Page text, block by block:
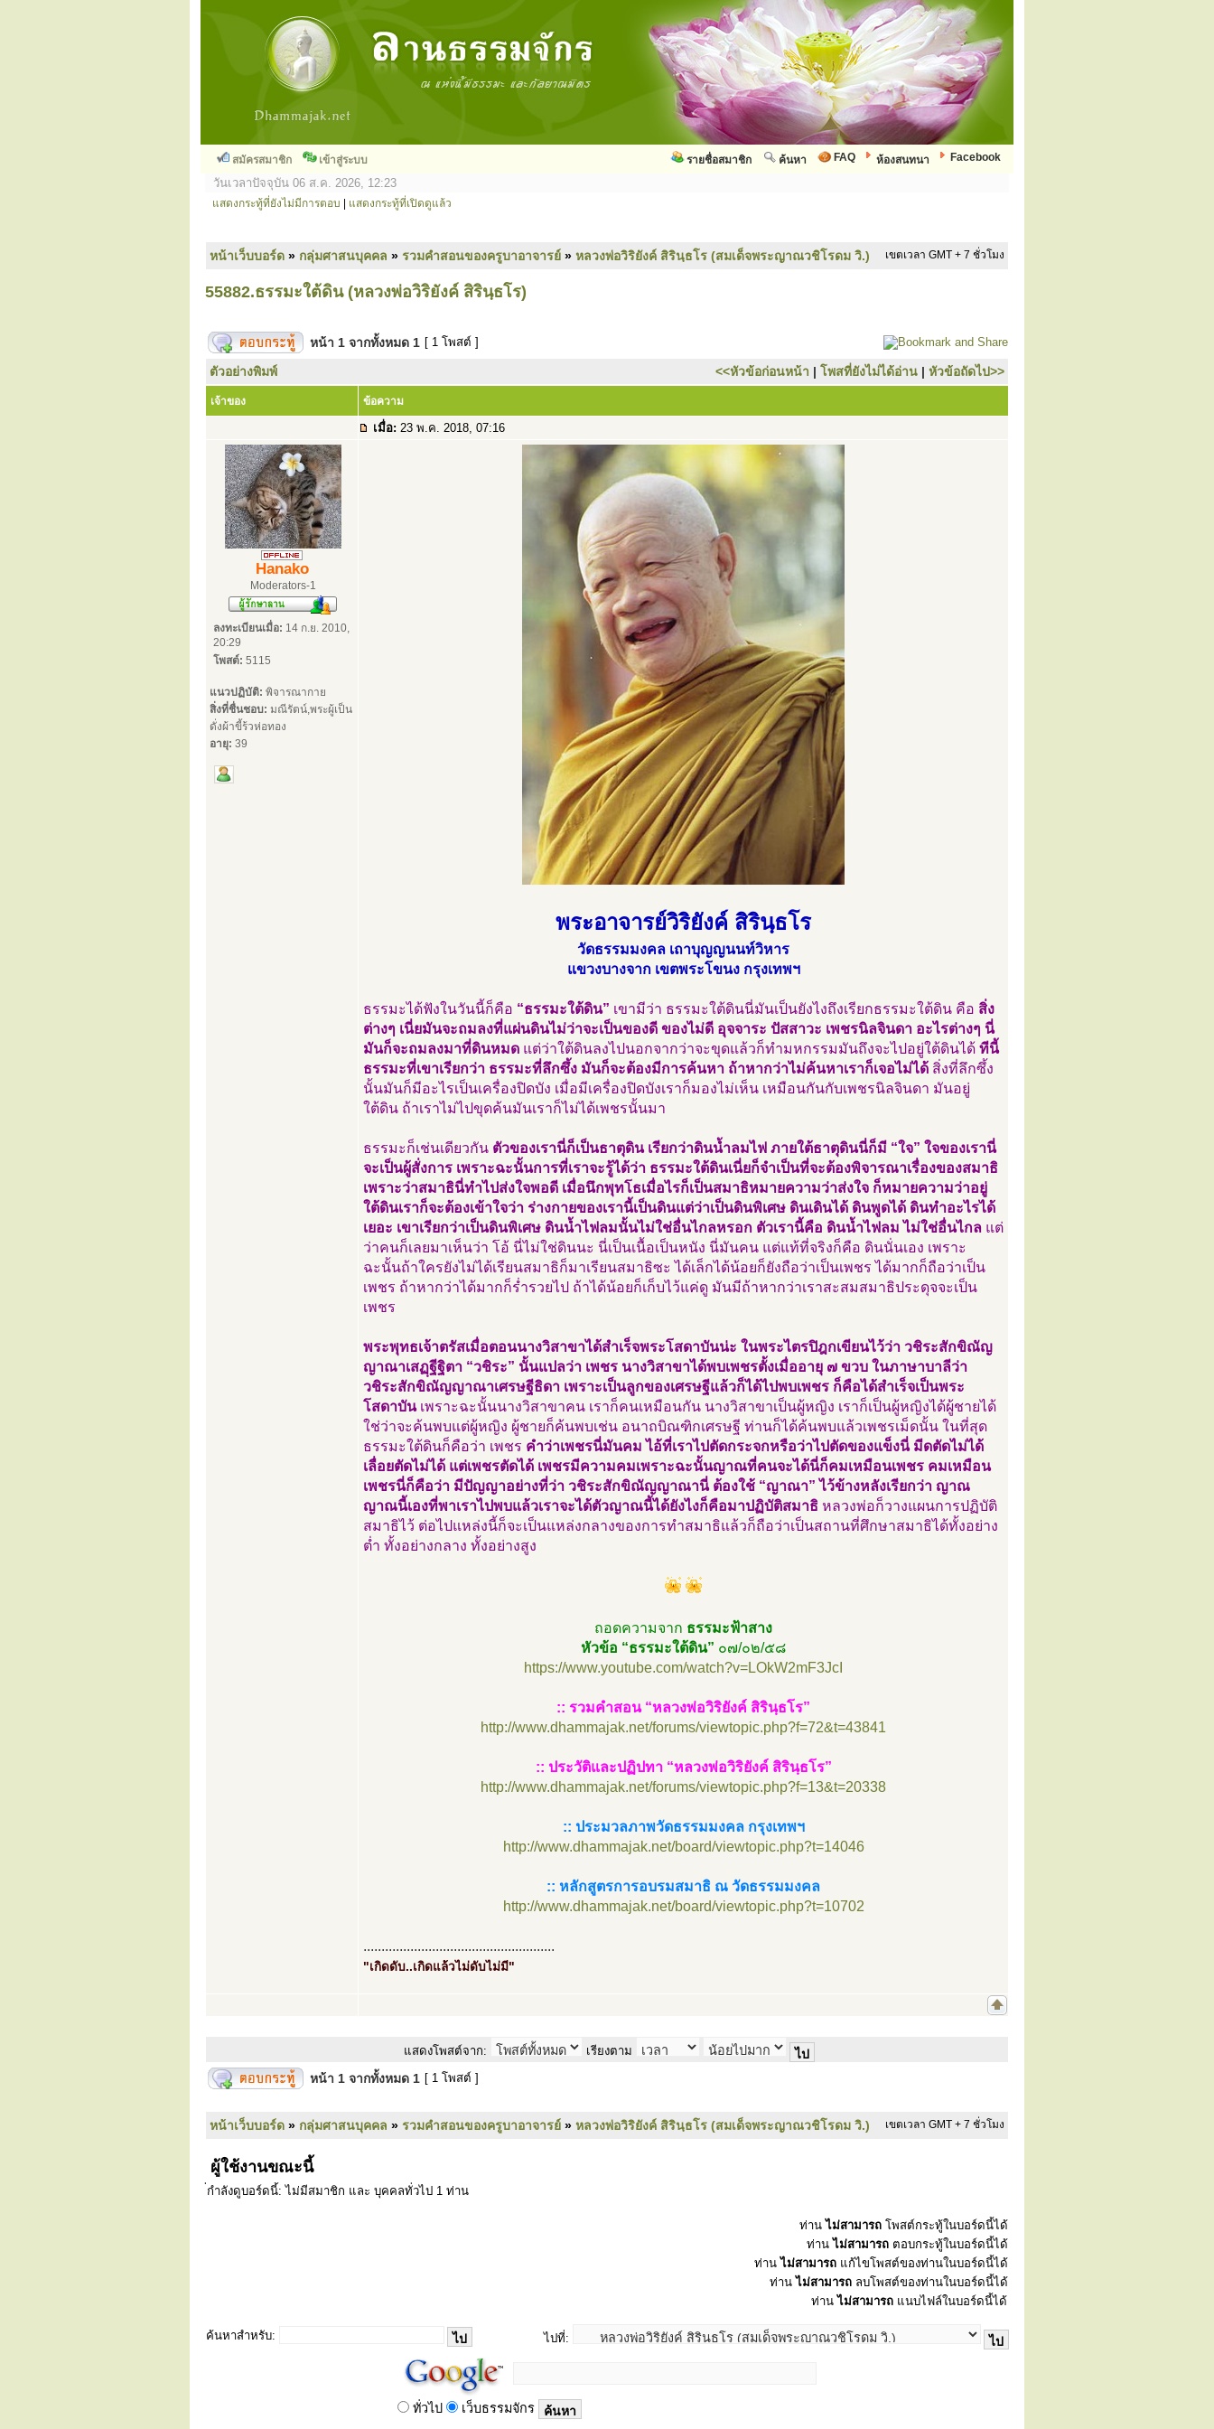
สมัครสมาชิก เข้าสู่ระบบ Facebook
ห้องสนทนา
FAQ
ค้นหา
รายชื่อสมาชิก
วันเวลาปัจจุบัน 06 ส.ค. 2026, 12:23
แสดงกระทู้ที่ยังไม่มีการตอบ แสดงกระทู้ที่เปิดดูแล้ว
หน้าเว็บบอร์ด » กลุ่มศาสนบุคคล » รวมคำสอนของครูบาอาจารย์ » หลวงพ่อวิริยังค์ สิรินฺธโร (สมเด็จพระญาณวชิโรดม วิ.) เขตเวลา GMT + 7 ชั่วโมง
55882.ธรรมะใต้ดิน (หลวงพ่อวิริยังค์ สิรินฺธโร)
หน้า 1 จากทั้งหมด 1 [ 1 โพสต์ ]
ตัวอย่างพิมพ์ <<หัวข้อก่อนหน้า | โพสที่ยังไม่ได้อ่าน | หัวข้อถัดไป>>
เจ้าของ ข้อความ
เมื่อ: 23 พ.ค. 2018, 07:16
Hanako
Moderators-1
ลงทะเบียนเมื่อ: 14 ก.ย. 2010,
20:29
โพสต์: 5115
แนวปฏิบัติ: พิจารณากาย
สิ่งที่ชื่นชอบ: มณีรัตน์,พระผู้เป็น
ดั่งผ้าขี้ร้วห่อทอง
อายุ: 39
พระอาจารย์วิริยังค์ สิรินฺธโร
วัดธรรมมงคล เถาบุญญนนท์วิหาร
แขวงบางจาก เขตพระโขนง กรุงเทพฯ
ธรรมะได้ฟังในวันนี้ก็คือ “ธรรมะใต้ดิน” เขามีว่า ธรรมะใต้ดินนี่มันเป็นยังไงถึงเรียกธรรมะใต้ดิน คือ สิ่ง
ต่างๆ เนี่ยมันจะถมลงที่แผ่นดินไม่ว่าจะเป็นของดี ของไม่ดี อุจจาระ ปัสสาวะ เพชรนิลจินดา อะไรต่างๆ นี่
มันก็จะถมลงมาที่ดินหมด แต่ว่าใต้ดินลงไปนอกจากว่าจะขุดแล้วก็ทำมหกรรมมันถึงจะไปอยู่ใต้ดินได้ ทีนี้
ธรรมะที่เขาเรียกว่า ธรรมะที่ลึกซึ้ง มันก็จะต้องมีการค้นหา ถ้าหากว่าไม่ค้นหาเราก็เจอไม่ได้ สิ่งที่ลึกซึ้ง
นั้นมันก็มีอะไรเป็นเครื่องปิดบัง เมื่อมีเครื่องปิดบังเราก็มองไม่เห็น เหมือนกันกับเพชรนิลจินดา มันอยู่
ใต้ดิน ถ้าเราไม่ไปขุดค้นมันเราก็ไม่ได้เพชรนั้นมา
ธรรมะก็เช่นเดียวกัน ตัวของเรานี่ก็เป็นธาตุดิน เรียกว่าดินน้ำลมไฟ ภายใต้ธาตุดินนี่ก็มี “ใจ” ใจของเรานี่
จะเป็นผู้สั่งการ เพราะฉะนั้นการที่เราจะรู้ได้ว่า ธรรมะใต้ดินเนี่ยก็จำเป็นที่จะต้องพิจารณาเรื่องของสมาธิ
เพราะว่าสมาธินี่ทำไปส่งใจพอดี เมื่อนึกพุทโธเมื่อไรก็เป็นสมาธิหมายความว่าส่งใจ ก็หมายความว่าอยู่
ใต้ดินเราก็จะต้องเข้าใจว่า ร่างกายของเรานี้เป็นดินแต่ว่าเป็นดินพิเศษ ดินเดินได้ ดินพูดได้ ดินทำอะไรได้
เยอะ เขาเรียกว่าเป็นดินพิเศษ ดินน้ำไฟลมนั้นไม่ใช่อื่นไกลหรอก ตัวเรานี้คือ ดินน้ำไฟลม ไม่ใช่อื่นไกล แต่
ว่าคนก็เลยมาเห็นว่า โอ้ นี่ไม่ใช่ดินนะ นี่เป็นเนื้อเป็นหนัง นี่มันคน แต่แท้ที่จริงก็คือ ดินนั่นเอง เพราะ
ฉะนั้นถ้าใครยังไม่ได้เรียนสมาธิก็มาเรียนสมาธิซะ ได้เล็กได้น้อยก็ยังถือว่าเป็นเพชร ได้มากก็ถือว่าเป็น
เพชร ถ้าหากว่าได้มากก็ร่ำรวยไป ถ้าได้น้อยก็เก็บไว้แค่ดู มันมีถ้าหากว่าเราสะสมสมาธิประดุจจะเป็น
เพชร
พระพุทธเจ้าตรัสเมื่อตอนนางวิสาขาได้สำเร็จพระโสดาบันน่ะ ในพระไตรปิฎกเขียนไว้ว่า วชิระสักขิณัญ
ญาณาเสฏฺฐีฐิตา “วชิระ” นั้นแปลว่า เพชร นางวิสาขาได้พบเพชรตั้งเมื่ออายุ ๗ ขวบ ในภาษาบาลีว่า
วชิระสักขิณัญญาณาเศรษฐีธิดา เพราะเป็นลูกของเศรษฐีแล้วก็ได้ไปพบเพชร ก็คือได้สำเร็จเป็นพระ
โสดาบันเพราะฉะนั้นนางวิสาขาคน เราก็คนเหมือนกัน นางวิสาขาเป็นผู้หญิง เราก็เป็นผู้หญิงได้ผู้ชายได้
ใช่ว่าจะค้นพบแต่ผู้หญิง ผู้ชายก็ค้นพบเช่น อนาถบิณฑิกเศรษฐี ท่านก็ได้ค้นพบแล้วเพชรเม็ดนั้น ในที่สุด
ธรรมะใต้ดินก็คือว่า เพชร คำว่าเพชรนี่มันคม ไอ้ที่เราไปตัดกระจกหรือว่าไปตัดของแข็งนี่ มีดตัดไม่ได้
เลื่อยตัดไม่ได้ แต่เพชรตัดได้ เพชรมีความคมเพราะฉะนั้นญาณที่คนจะได้นี่ก็คมเหมือนเพชร คมเหมือน
เพชรนี่ก็คือว่า มีปัญญาอย่างที่ว่า วชิระสักขิณัญญาณานี่ ต้องใช้ “ญาณา” ไว้ข้างหลังเรียกว่า ญาณ
ญาณนี้เองที่พาเราไปพบแล้วเราจะได้ตัวญาณนี้ได้ยังไงก็คือมาปฏิบัติสมาธิ หลวงพ่อก็วางแผนการปฏิบัติ
สมาธิไว้ ต่อไปแหล่งนี้ก็จะเป็นแหล่งกลางของการทำสมาธิแล้วก็ถือว่าเป็นสถานที่ศึกษาสมาธิได้ทั้งอย่าง
ต่ำ ทั้งอย่างกลาง ทั้งอย่างสูง
ถอดความจาก ธรรมะฟ้าสาง
หัวข้อ “ธรรมะใต้ดิน” ๐๗/๐๒/๕๘
https://www.youtube.com/watch?v=LOkW2mF3JcI
:: รวมคำสอน “หลวงพ่อวิริยังค์ สิรินฺธโร”
http://www.dhammajak.net/forums/viewtopic.php?f=72&t=43841
:: ประวัติและปฏิปทา “หลวงพ่อวิริยังค์ สิรินฺธโร”
http://www.dhammajak.net/forums/viewtopic.php?f=13&t=20338
:: ประมวลภาพวัดธรรมมงคล กรุงเทพฯ
http://www.dhammajak.net/board/viewtopic.php?t=14046
:: หลักสูตรการอบรมสมาธิ ณ วัดธรรมมงคล
http://www.dhammajak.net/board/viewtopic.php?t=10702
.....................................................
"เกิดดับ..เกิดแล้วไม่ดับไม่มี"
แสดงโพสต์จาก: เรียงตาม
หน้า 1 จากทั้งหมด 1 [ 1 โพสต์ ]
หน้าเว็บบอร์ด » กลุ่มศาสนบุคคล » รวมคำสอนของครูบาอาจารย์ » หลวงพ่อวิริยังค์ สิรินฺธโร (สมเด็จพระญาณวชิโรดม วิ.) เขตเวลา GMT + 7 ชั่วโมง
ผู้ใช้งานขณะนี้
่กำลังดูบอร์ดนี้: ไม่มีสมาชิก และ บุคคลทั่วไป 1 ท่าน
ท่านไม่สามารถ โพสต์กระทู้ในบอร์ดนี้ได้
ท่านไม่สามารถ ตอบกระทู้ในบอร์ดนี้ได้
ท่านไม่สามารถ แก้ไขโพสต์ของท่านในบอร์ดนี้ได้
ท่านไม่สามารถ ลบโพสต์ของท่านในบอร์ดนี้ได้
ท่านไม่สามารถ แนบไฟล์ในบอร์ดนี้ได้
ค้นหาสำหรับ: ไปที่:
ทั่วไป เว็บธรรมจักร